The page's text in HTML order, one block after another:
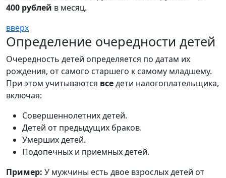
400 рублей в месяц.
вверх
Определение очередности детей
Очередность детей определяется по датам их
рождения, от самого старшего к самому младшему.
При этом учитываются вседети налогоплательщика,
включая:
Совершеннолетних детей.
Детей от предыдущих браков.
Умерших детей.
Подопечных и приемных детей.
Пример: У мужчины есть двое взрослых детей от